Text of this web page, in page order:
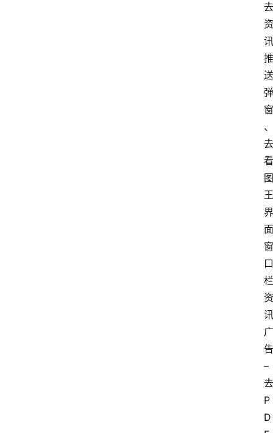
去
资
讯
推
送
弹
窗
、
去
看
图
王
界
面
窗
口
栏
资
讯
广
告
–
去
P
D